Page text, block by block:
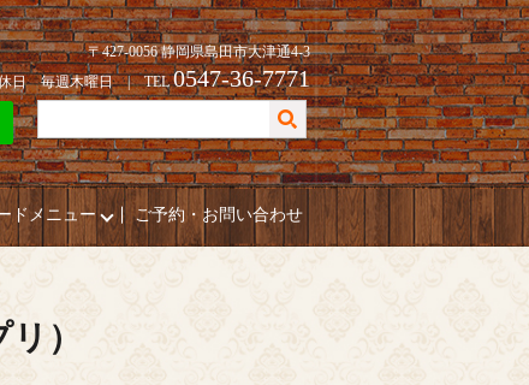
〒427-0056 静岡県島田市大津通4-3
日 毎週木曜日 | TEL0547-36-7771
ドメニュー ご予約・お問い合わせ
）